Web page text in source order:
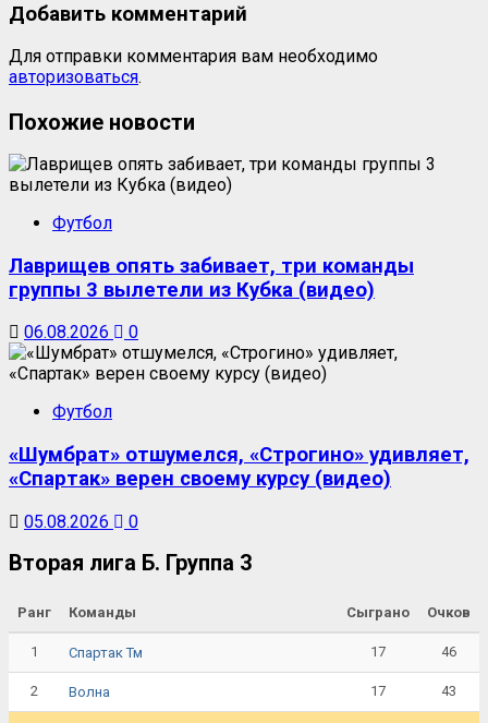
Добавить комментарий
Для отправки комментария вам необходимо
авторизоваться.
Похожие новости
Футбол
Лаврищев опять забивает, три команды
группы 3 вылетели из Кубка (видео)
06.08.2026 0
Футбол
«Шумбрат» отшумелся, «Строгино» удивляет,
«Спартак» верен своему курсу (видео)
05.08.2026 0
Вторая лига Б. Группа 3
Ранг Команды Сыграно Очков
1 Спартак Тм 17 46
2 Волна 17 43